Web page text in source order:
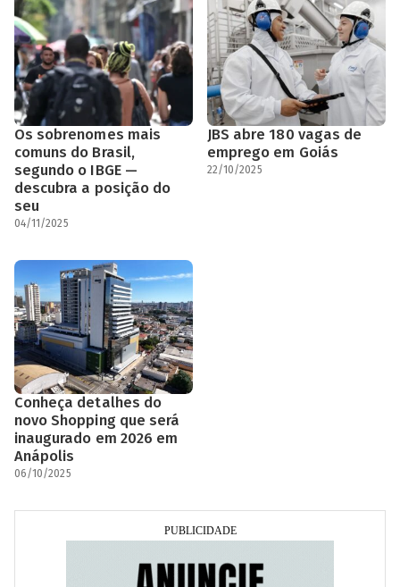
Os sobrenomes mais
comuns do Brasil,
segundo o IBGE —
descubra a posição do
seu
04/11/2025
JBS abre 180 vagas de
emprego em Goiás
22/10/2025
Conheça detalhes do
novo Shopping que será
inaugurado em 2026 em
Anápolis
06/10/2025